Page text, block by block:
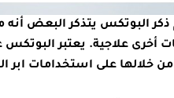
ذكر البوتكس يتذكر البعض
أخرى علاجية. يعتبر
خلالها على استخدامات ابر